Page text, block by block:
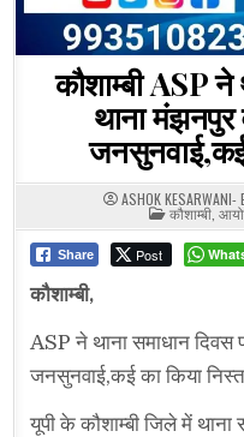
कौशाम्बी ASP ने
थाना मंझनपुर
जनसुनवाई,कई
ASHOK KESARWANI-
POSTED
IN
कौशाम्बी,
Share Post
कौशाम्बी,
ASP ने थाना समाधान दिवस
जनसुनवाई,कई का किया
यूपी के कौशाम्बी जिले में